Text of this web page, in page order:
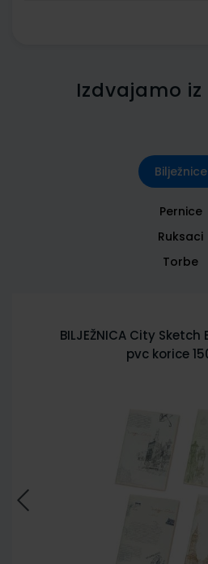
Izdvajamo
Bilježnice
Pernice
Ruksaci
Torbe
BILJEŽNICA City
pvc korice